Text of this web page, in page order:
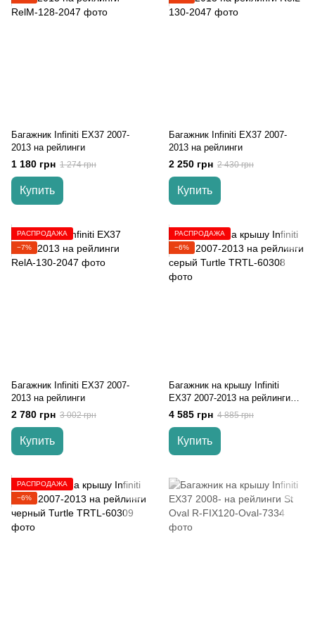
Багажник Infiniti EX37 2007-
2013 на рейлинги
1 180 грн 1 274 грн
Купить
Багажник Infiniti EX37 2007-
2013 на рейлинги
2 250 грн 2 430 грн
Купить
РАСПРОДАЖА
−7%
Багажник Infiniti EX37 2007-
2013 на рейлинги
2 780 грн 3 002 грн
Купить
РАСПРОДАЖА
−6%
Багажник на крышу Infiniti
EX37 2007-2013 на рейлинги
серый Turtle
4 585 грн 4 885 грн
Купить
РАСПРОДАЖА
−6%